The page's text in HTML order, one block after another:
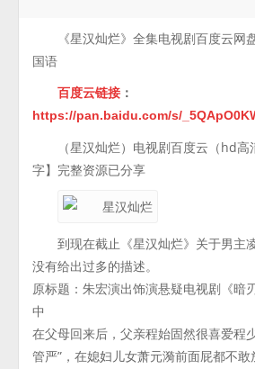
《星汉灿烂》全集电视剧百度云
国语
百度云链接 ：
https://pan.baidu.com/s/
（星汉灿烂）电视剧百度云（hd
字】完整资源已分享
到现在截止《星汉灿烂》关于男主
没有给出过多的描述。
原标题：朱宏演出饰演悬疑电视剧《暗
中
在父母回来后，父亲程始固然很喜爱程
管严”，在媳妇儿女萧元漪前面屁都不敢